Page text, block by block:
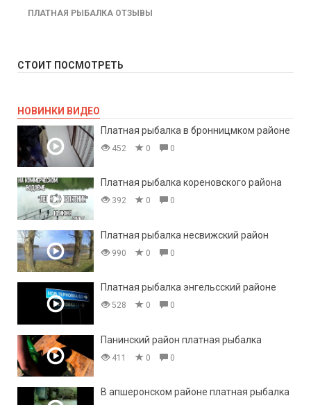
ПЛАТНАЯ РЫБАЛКА ОТЗЫВЫ
СТОИТ ПОСМОТРЕТЬ
НОВИНКИ ВИДЕО
Платная рыбалка в бронницмком районе
452 0 0
Платная рыбалка кореновского района
392 0 0
Платная рыбалка несвижский район
990 0 0
Платная рыбалка энгельсский районе
528 0 0
Панинский район платная рыбалка
411 0 0
В апшеронском районе платная рыбалка